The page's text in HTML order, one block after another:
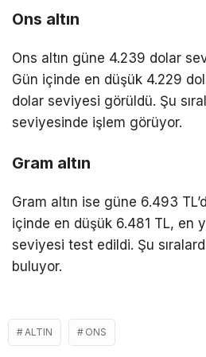
Ons altın
Ons altın güne 4.239 dolar
Gün içinde en düşük 4.229
dolar seviyesi görüldü. Şu
seviyesinde işlem görüyor.
Gram altın
Gram altın ise güne 6.493
içinde en düşük 6.481 TL, en
seviyesi test edildi. Şu
buluyor.
ALTIN ONS